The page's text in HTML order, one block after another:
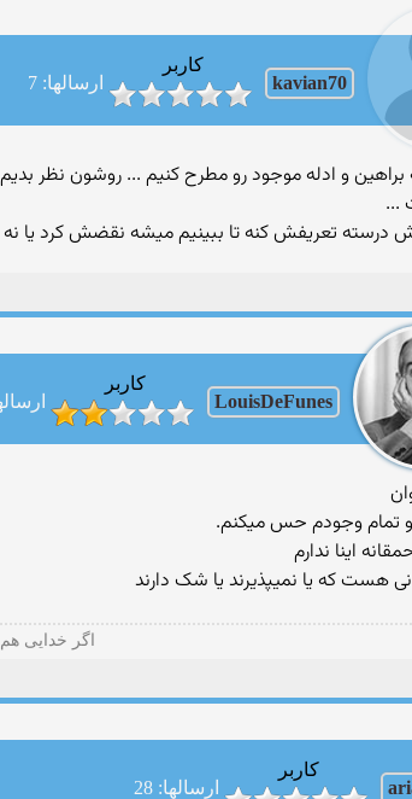
kavian70
کاربر
ارسالها: 7
و ادله موجود رو مطرح کنیم ... روشون نظر
...
درسته تعریفش کنه تا ببینیم میشه نقضش کرد یا
LouisDeFunes
کاربر
ارسالها:
و تمام وجودم حس میکنم.
اینا ندارم
هست که یا نمیپذیرند یا شک دارند
ﺍﮔﺮ ﺧﺪﺍﯾﯽ
کاربر
ارسالها: 28